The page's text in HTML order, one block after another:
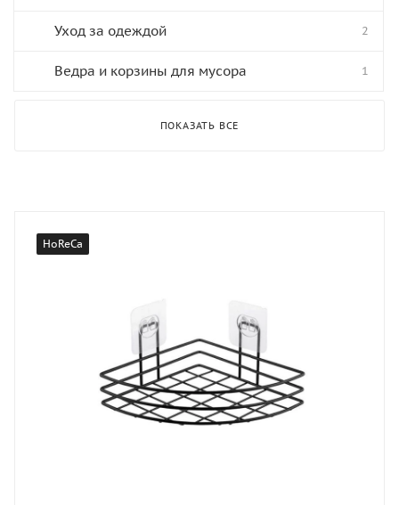
Уход за одеждой 2
Ведра и корзины для мусора 1
ПОКАЗАТЬ ВСЕ
HoReCa